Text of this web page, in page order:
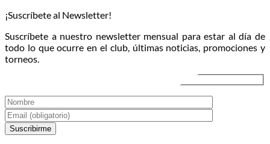
Torneo
de
2026
¡Suscríbete al Newsletter!
Suscríbete a nuestro newsletter mensual para estar al día de
todo lo que ocurre en el club, últimas noticias, promociones y
torneos.